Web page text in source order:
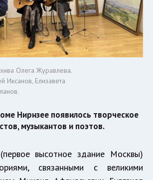
Олега Журавлева.
Иксанов, Елизавета
Нирнзее появилось творческое
музыкантов и поэтов.
высотное здание Москвы)
связанными с великими